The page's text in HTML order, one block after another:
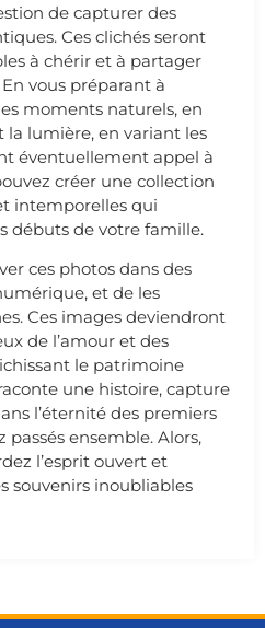
de capturer des
Ces clichés seront
à chérir et à partager
vous préparant à
moments naturels, en
lumière, en variant les
éventuellement appel à
créer une collection
intemporelles qui
débuts de votre famille.
ces photos dans des
et de les
Ces images deviendront
de l’amour et des
le patrimoine
une histoire, capture
l’éternité des premiers
ensemble. Alors,
l’esprit ouvert et
souvenirs inoubliables